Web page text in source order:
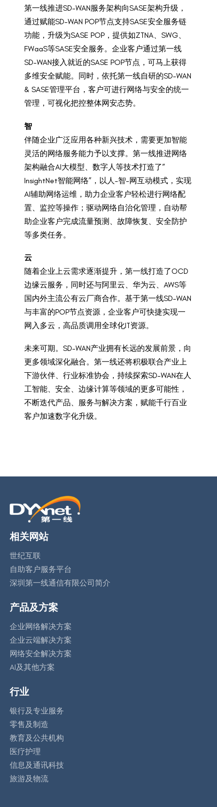
第一线推进SD-WAN服务架构向SASE架构升级，
通过赋能SD-WAN POP节点支持SASE安全服务链
功能，升级为SASE POP，提供如ZTNA、SWG、
FWaaS等SASE安全服务。企业客户通过第一线
SD-WAN接入就近的SASE POP节点，可马上获得
多维安全赋能。同时，依托第一线自研的SD-WAN
& SASE管理平台，客户可进行网络与安全的统一
管理，可视化把控整体网安态势。
智
伴随企业广泛应用各种新兴技术，需要更加智能
灵活的网络服务能力予以支撑。第一线推进网络
架构融合AI大模型、数字人等技术打造了”
InsightNet智能网络”，以人-智-网互动模式，实现
AI辅助网络运维，助力企业客户轻松进行网络配
置、监控等操作；驱动网络自治化管理，自动帮
助企业客户完成流量预测、故障恢复、安全防护
等多类任务。
云
随着企业上云需求逐渐提升，第一线打造了OCD
边缘云服务，同时还与阿里云、华为云、AWS等
国内外主流公有云厂商合作。基于第一线SD-WAN
与丰富的POP节点资源，企业客户可快捷实现一
网入多云，高品质调用全球化IT资源。
未来可期。SD-WAN产业拥有长远的发展前景，向
更多领域深化融合。第一线还将积极联合产业上
下游伙伴、行业标准协会，持续探索SD-WAN在人
工智能、安全、边缘计算等领域的更多可能性，
不断迭代产品、服务与解决方案，赋能千行百业
客户加速数字化升级。
相关网站
世纪互联
自助客户服务平台
深圳第一线通信有限公司简介
产品及方案
企业网络解决方案
企业云端解决方案
网络安全解决方案
AI及其他方案
行业
银行及专业服务
零售及制造
教育及公共机构
医疗护理
信息及通讯科技
旅游及物流